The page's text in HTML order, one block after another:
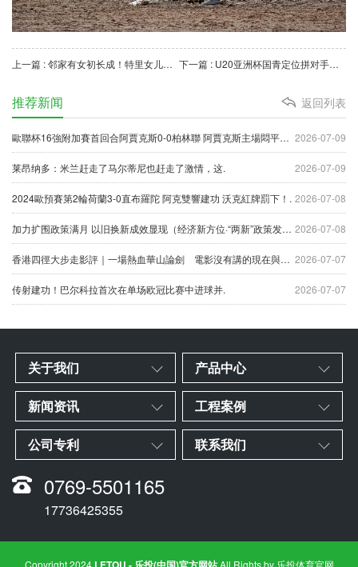
上一篇 : 邻家有女初长成！特里女儿社媒晒照，庆祝自己迎来22岁生日. 下一篇 : U20亚洲杯国青定位拼对手方为上策 先争小组出线.
返回列表
推荐新闻
2026-07-09
歐聯杯16強附加賽首回合阿賈克斯0-0柏林聯 阿賈克斯主場悶平錯失先機！.
2026-07-09
莱昂纳多：米兰赶走了马尔蒂尼也赶走了激情，这.
2026-07-08
2024歐預賽第2輪荷蘭3-0直布羅陀 阿克雙響建功 沃克紅牌罰下！.
2026-07-08
加力扩围政策满月 以旧换新成效显现（经济新方位·“两新”政策发力显效）.
2026-07-07
香港四徑大步走影評｜一場熱血華山論劍 電影沒有講的現在與未來.
2026-07-07
传射建功！巴尔科拉首次在单场欧冠比赛中进球并.
关于我们 产品中心
新闻资讯 工程案例
公司专利 联系我们
0769-5501165
17736425355